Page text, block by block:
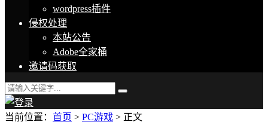
wordpress插件
侵权处理
本站公告
Adobe全家桶
邀请码获取
当前位置： 首页 > PC游戏 > 正文